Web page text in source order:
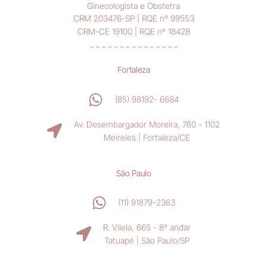
Ginecologista e Obstetra
CRM 203476-SP | RQE nº 99553
CRM-CE 19100 | RQE nº 18428
Fortaleza
(85) 98192- 6684
Av. Desembargador Moreira, 760 - 1102
Meireles | Fortaleza/CE
São Paulo
(11) 91879-2363
R. Vilela, 665 - 8º andar
Tatuapé | São Paulo/SP